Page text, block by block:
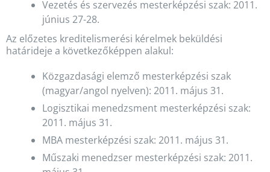
Vezetés és szervezés mesterképzési szak: 2011.
június 27-28.
Az előzetes kreditelismerési kérelmek beküldési
határideje a következőképpen alakul:
Közgazdasági elemző mesterképzési szak
(magyar/angol nyelven): 2011. május 31.
Logisztikai menedzsment mesterképzési szak:
2011. május 31.
MBA mesterképzési szak: 2011. május 31.
Műszaki menedzser mesterképzési szak: 2011.